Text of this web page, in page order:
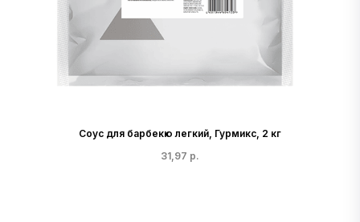
Соус для барбекю легкий, Гурмикс, 2 кг
31,97 р.